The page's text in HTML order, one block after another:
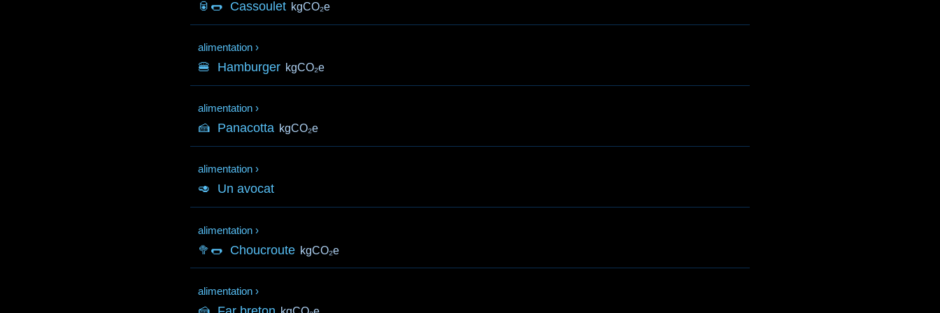
🥫🌭 Cassoulet kgCO₂e
alimentation ›
🍔 Hamburger kgCO₂e
alimentation ›
🍰 Panacotta kgCO₂e
alimentation ›
🥑 Un avocat
alimentation ›
🥦🌭 Choucroute kgCO₂e
alimentation ›